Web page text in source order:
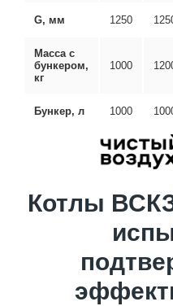
G, мм 1250
Масса с
бункером,
кг
1000
Бункер, л 1000
Котлы